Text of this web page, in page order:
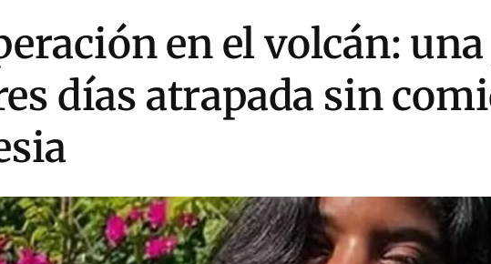
en el volcán:
días atrapada sin